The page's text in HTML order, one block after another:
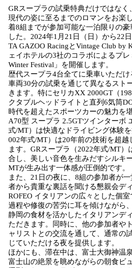
GRスープラの試乗特典だけではなく
現代の姿に至るまでのロマンをお楽
着8組までが参加可能な一泊限りの
した。2024年1月21日（日）から22
TA GAZOO RacingとVintage Club by
ェイホテルの3社のコラボによるプ
Winter Festival」を開催します。
歴代スープラ4台全てに乗車いただ
車両30分の試乗を通じて異なるスト
きます。特にセリカXX 2000GT（
クタブルヘッドライトと直列6気筒
時代を超えたスポーツカーの魅力を
A70型 スープラ 2.5GTツインターボ
式/MT）は快適なドライビング体験
002年式/MT）は20年前の技術を超越
ます。GRスープラ（2022年式/MT）
合し、美しい音色を生みだすシルキ
MTが生み出す一体感が圧倒的です。
また、21日の夜に、8組の参加者が
者から貴重な裏話を聞ける懇親会デ
ROFEO イタリアンの広々とした個
過程や修復の苦労に耳を傾けながら
静岡の食材を活かしたイタリアンデ
ただきます。同時に、他の参加者や
ャリストとの交流を通して、通常の
じていただける夜を提供します。
ほかにも、滞在中は、富士大御神温
富士山の絶景を眺めながらの朝食ビ